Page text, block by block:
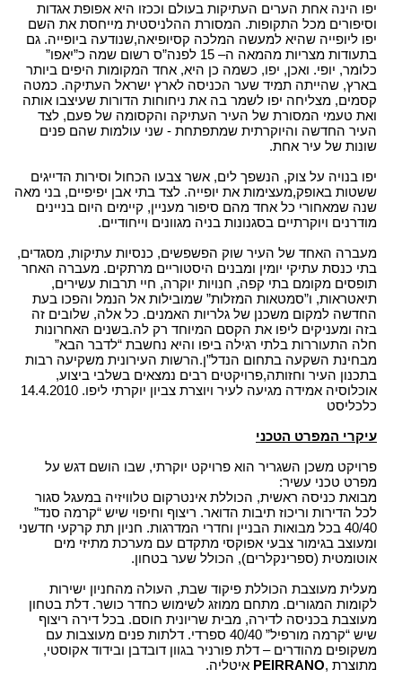
יפו הינה אחת הערים העתיקות בעולם וככזו היא אפופת אגדות
וסיפורים מכל התקופות. המסורת ההלניסטית מייחסת את השם
יפו ליופייה שהיא למעשה המלכה קסיופיאה,שנודעה ביופייה. גם
בתעודות מצריות מהמאה ה– 15 לפנה”ס רשום שמה כ”יאפו”
כלומר, יופי. ואכן, יפו, כשמה כן היא, אחד המקומות היפים ביותר
בארץ, שהייתה תמיד שער הכניסה לארץ ישראל העתיקה. כמטה
קסמים, מצליחה יפו לשמר בה את ניחוחות הדורות שעיצבו אותה
ואת טעמי המסורת של העיר העתיקה והקסומה של פעם, לצד
העיר החדשה והיוקרתית שמתפתחת - שני עולמות שהם פנים
שונות של עיר אחת.
יפו בנויה על צוק, הנשפך לים, אשר צבעו הכחול וסירות הדייגים
ששטות באופק,מעצימות את יופייה. לצד בתי אבן יפיפיים, בני מאה
שנה שמאחורי כל אחד מהם סיפור מעניין, קיימים היום בניינים
מודרנים ויוקרתיים בסגנונות בניה מגוונים וייחודיים.
מעברה האחד של העיר שוק הפשפשים, כנסיות עתיקות, מסגדים,
בתי כנסת עתיקי יומין ומבנים היסטוריים מרתקים. מעברה האחר
תופסים מקומם בתי קפה, חנויות יוקרה, חיי תרבות עשירים,
תיאטראות, ו”סמטאות המזלות” שמובילות אל הנמל והפכו בעת
החדשה למקום משכנן של גלריות האמנים. כל אלה, שלובים זה
בזה ומעניקים ליפו את הקסם המיוחד רק לה.בשנים האחרונות
חלה התעוררות בלתי רגילה ביפו והיא נחשבת “לדבר הבא”
מבחינת השקעה בתחום הנדל”ן.הרשות העירונית משקיעה רבות
בתכנון העיר וחזותה,פרויקטים רבים נמצאים בשלבי ביצוע,
אוכלוסיה אמידה מגיעה לעיר ויוצרת צביון יוקרתי ליפו. 14.4.2010
כלכליסט
עיקרי המפרט הטכני
פרויקט משכן השגריר הוא פרויקט יוקרתי, שבו הושם דגש על
מפרט טכני עשיר:
מבואת כניסה ראשית, הכוללת אינטרקום טלוויזיה במעגל סגור
לכל הדירות וריכוז תיבות הדואר. ריצוף וחיפוי שיש “קרמה סנד”
40/40 בכל מבואות הבניין וחדרי המדרגות. חניון תת קרקעי חדשני
ומעוצב בגימור צבעי אפוקסי מתקדם עם מערכת מתיזי מים
אוטומטית (ספרינקלרים), הכולל שער בטחון.
מעלית מעוצבת הכוללת פיקוד שבת, העולה מהחניון ישירות
לקומות המגורים. מתחם ממוזג לשימוש כחדר כושר. דלת בטחון
מעוצבת בכניסה לדירה, מבית שריונית חוסם. בכל דירה ריצוף
שיש “קרמה מורפיל” 40/40 ספרדי. דלתות פנים מעוצבות עם
משקופים מהודרים – דלת פורניר בגוון דובדבן ובידוד אקוסטי,
מתוצרת ,PEIRRANO איטליה.